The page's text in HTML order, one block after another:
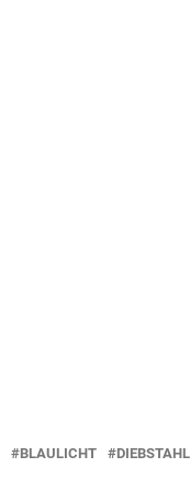
BLAULICHT DIEBSTAHL